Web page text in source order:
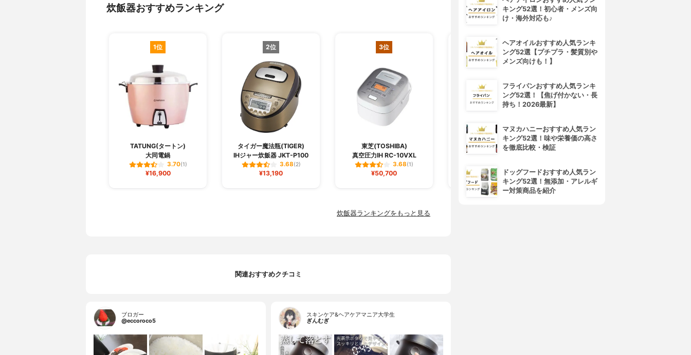
炊飯器おすすめランキング
1位
TATUNG(タートン)
大同電鍋
3.70(1)
¥16,900
2位
タイガー魔法瓶(TIGER)
IHジャー炊飯器 JKT-P100
3.68(2)
¥13,190
3位
東芝(TOSHIBA)
真空圧力IH RC-10VXL
3.68(1)
¥50,700
4位
象印(ZOJIRUSHI)
IH炊飯ジャー NP-GH05
¥16,019
炊飯器ランキングをもっと見る
関連おすすめクチコミ
ブロガー
@eccoroco5
スキンケア&ヘアケアマニア大学生
ぎんむぎ
キング52選！初心者・メンズ向
け・海外対応も♪
ヘアオイルおすすめ人気ランキ
ング52選【プチプラ・髪質別や
メンズ向けも！】
フライパンおすすめ人気ランキ
ング52選！【焦げ付かない・長
持ち！2026最新】
マヌカハニーおすすめ人気ラン
キング52選！味や栄養価の高さ
を徹底比較・検証
ドッグフードおすすめ人気ラン
キング52選！無添加・アレルギ
ー対策商品を紹介